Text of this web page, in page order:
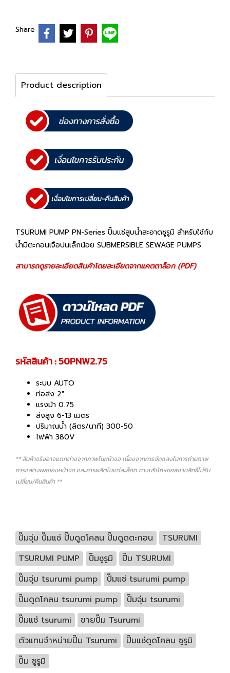
Share
Product description
TSURUMI PUMP PN-Series ปั๊มแช่สูบน้ำสะอาดซูรูมิ สำหรับใช้กับ
น้ำมีตะกอนเจือปนเล็กน้อย SUBMERSIBLE SEWAGE PUMPS
สามารถดูรายละเอียดสินค้าโดยละเอียดจากแคตตาล็อก (PDF)
รหัสสินค้า : 50PNW2.75
ระบบ AUTO
ท่อส่ง 2"
แรงม้า 0.75
ส่งสูง 6-13 เมตร
ปริมาณน้ำ (ลิตร/นาที) 300-50
ไฟฟ้า 380V
** สินค้าจริงอาจแตกต่างจากภาพในหน้าจอ เนื่องจากการจัดแสงในการถ่ายภาพ
การแสดงผลของหน้าจอ และการผลิตในแต่ละล็อต ทางบริษัทฯขอสงวนสิทธิ์ไม่รับ
เปลี่ยน/คืนสินค้า **
ปั๊มจุ่ม ปั๊มแช่ ปั๊มดูดโคลน ปั๊มดูดตะกอน
TSURUMI
TSURUMI PUMP
ปั๊มซูรูมิ
ปั๊ม TSURUMI
ปั๊มจุ่ม tsurumi pump
ปั๊มแช่ tsurumi pump
ปั๊มดูดโคลน tsurumi pump
ปั๊มจุ่ม tsurumi
ปั๊มแช่ tsurumi
ขายปั๊ม Tsurumi
ตัวแทนจำหน่ายปั๊ม Tsurumi
ปั๊มแช่ดูดโคลน ซูรูมิ
ปั๊ม ซูรูมิ